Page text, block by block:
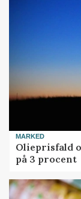
MARKED
Olieprisfald
på 3 procent